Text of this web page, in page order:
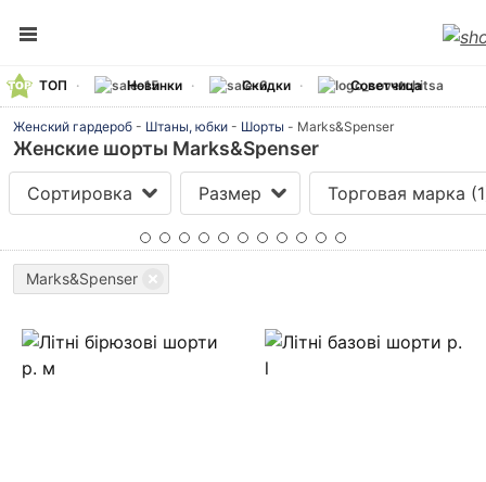
ТОП Новинки Скидки Советчица
Женский гардероб - Штаны, юбки - Шорты - Marks&Spenser
Женские шорты Marks&Spenser
Сортировка Размер Торговая марка
Marks&Spenser